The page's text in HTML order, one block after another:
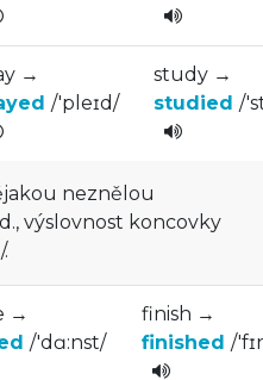
→
/'pleɪd/
study →
studied /
neznělou
výslovnost koncovky
/.
→
/'dɑ:ns­t/
finish →
finished /